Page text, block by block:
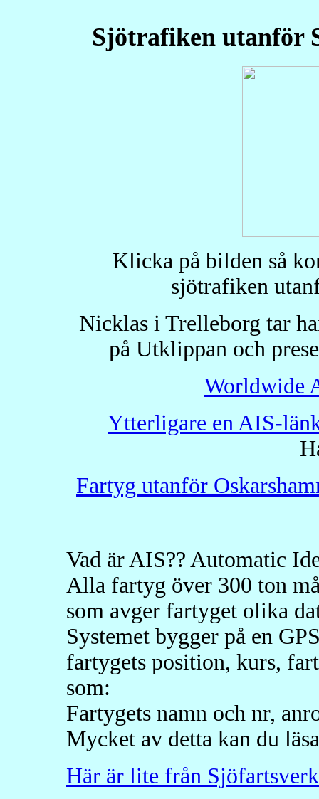
Sjötrafiken utanför
Klicka på bilden så
sjötrafiken
Nicklas i Trelleborg tar
på Utklippan och
Worldwide
Ytterligare en AIS-
Fartyg utanför
Vad är AIS?? Automatic
Alla fartyg över 300 ton
som avger fartyget olika
Systemet bygger på en
fartygets position, kurs,
som:
Fartygets namn och nr,
Mycket av detta kan du
Här är lite från